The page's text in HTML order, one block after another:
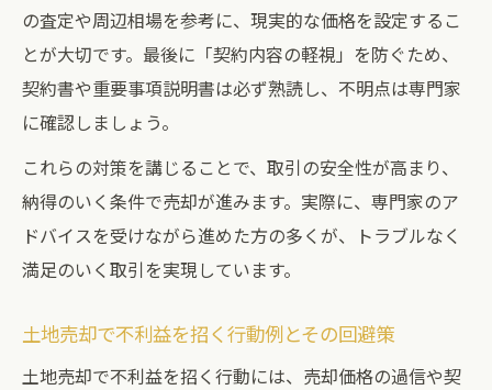
の査定や周辺相場を参考に、現実的な価格を設定するこ
とが大切です。最後に「契約内容の軽視」を防ぐため、
契約書や重要事項説明書は必ず熟読し、不明点は専門家
に確認しましょう。
これらの対策を講じることで、取引の安全性が高まり、
納得のいく条件で売却が進みます。実際に、専門家のア
ドバイスを受けながら進めた方の多くが、トラブルなく
満足のいく取引を実現しています。
土地売却で不利益を招く行動例とその回避策
土地売却で不利益を招く行動には、売却価格の過信や契